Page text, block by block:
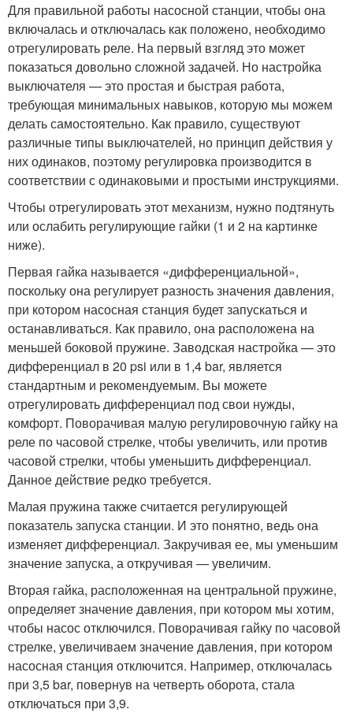
Для правильной работы насосной станции, чтобы она
включалась и отключалась как положено, необходимо
отрегулировать реле. На первый взгляд это может
показаться довольно сложной задачей. Но настройка
выключателя — это простая и быстрая работа,
требующая минимальных навыков, которую мы можем
делать самостоятельно. Как правило, существуют
различные типы выключателей, но принцип действия у
них одинаков, поэтому регулировка производится в
соответствии с одинаковыми и простыми инструкциями.
Чтобы отрегулировать этот механизм, нужно подтянуть
или ослабить регулирующие гайки (1 и 2 на картинке
ниже).
Первая гайка называется «дифференциальной»,
поскольку она регулирует разность значения давления,
при котором насосная станция будет запускаться и
останавливаться. Как правило, она расположена на
меньшей боковой пружине. Заводская настройка — это
дифференциал в 20 psi или в 1,4 bar, является
стандартным и рекомендуемым. Вы можете
отрегулировать дифференциал под свои нужды,
комфорт. Поворачивая малую регулировочную гайку на
реле по часовой стрелке, чтобы увеличить, или против
часовой стрелки, чтобы уменьшить дифференциал.
Данное действие редко требуется.
Малая пружина также считается регулирующей
показатель запуска станции. И это понятно, ведь она
изменяет дифференциал. Закручивая ее, мы уменьшим
значение запуска, а откручивая — увеличим.
Вторая гайка, расположенная на центральной пружине,
определяет значение давления, при котором мы хотим,
чтобы насос отключился. Поворачивая гайку по часовой
стрелке, увеличиваем значение давления, при котором
насосная станция отключится. Например, отключалась
при 3,5 bar, повернув на четверть оборота, стала
отключаться при 3,9.